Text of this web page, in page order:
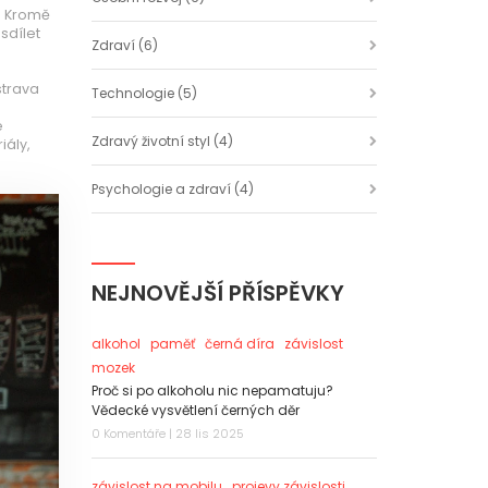
Zdraví (6)
Technologie (5)
Zdravý životní styl (4)
Psychologie a zdraví (4)
NEJNOVĚJŠÍ PŘÍSPĚVKY
alkohol paměť černá díra
závislost
mozek
Proč si po alkoholu nic nepamatuju?
Vědecké vysvětlení černých děr
0 Komentáře | 28 lis 2025